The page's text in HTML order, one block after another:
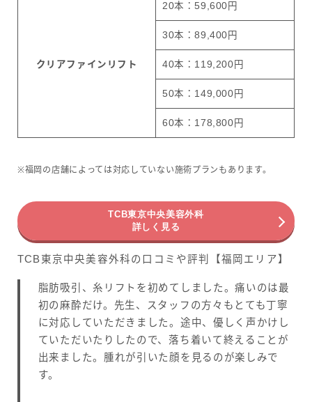
クリアファインリフト
20本：59,600円
30本：89,400円
40本：119,200円
50本：149,000円
60本：178,800円
※福岡の店舗によっては対応していない施術プランもあります。
TCB東京中央美容外科
詳しく見る
TCB東京中央美容外科の口コミや評判【福岡エリア】
脂肪吸引、糸リフトを初めてしました。痛いのは最
初の麻酔だけ。先生、スタッフの方々もとても丁寧
に対応していただきました。途中、優しく声かけし
ていただいたりしたので、落ち着いて終えることが
出来ました。腫れが引いた顔を見るのが楽しみで
す。